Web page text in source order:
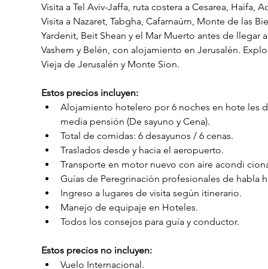
Visita a Tel Aviv-Jaffa, ruta costera a Cesarea, Haifa,
Visita a Nazaret, Tabgha, Cafarnaúm, Monte de las
Yardenit, Beit Shean y el Mar Muerto antes de llegar
Vashem y Belén, con alojamiento en Jerusalén.
Vieja de Jerusalén y Monte Sion.
Estos precios incluyen:
Alojamiento hotelero por 6 noches en hote les
media pensión (De sayuno y Cena).
Total de comidas: 6 desayunos / 6 cenas.
Traslados desde y hacia el aeropuerto.
Transporte en motor nuevo con aire acondi
Guías de Peregrinación profesionales de habla
Ingreso a lugares de visita según itinerario.
Manejo de equipaje en Hoteles.
Todos los consejos para guía y conductor.
Estos precios no incluyen:
Vuelo Internacional.